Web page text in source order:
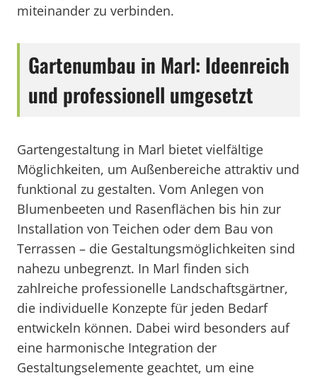
miteinander zu verbinden.
Gartenumbau in Marl: Ideenreich
und professionell umgesetzt
Gartengestaltung in Marl bietet vielfältige
Möglichkeiten, um Außenbereiche attraktiv und
funktional zu gestalten. Vom Anlegen von
Blumenbeeten und Rasenflächen bis hin zur
Installation von Teichen oder dem Bau von
Terrassen – die Gestaltungsmöglichkeiten sind
nahezu unbegrenzt. In Marl finden sich
zahlreiche professionelle Landschaftsgärtner,
die individuelle Konzepte für jeden Bedarf
entwickeln können. Dabei wird besonders auf
eine harmonische Integration der
Gestaltungselemente geachtet, um eine